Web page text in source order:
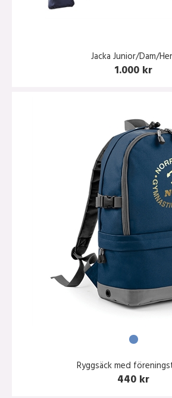
Jacka Junior/Dam/
1.000 kr
Ryggsäck med
440 kr